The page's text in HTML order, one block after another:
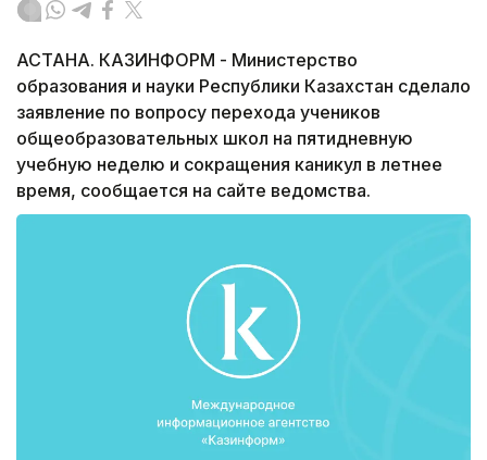
АСТАНА. КАЗИНФОРМ - Министерство
образования и науки Республики Казахстан сделало
заявление по вопросу перехода учеников
общеобразовательных школ на пятидневную
учебную неделю и сокращения каникул в летнее
время, сообщается на сайте ведомства.